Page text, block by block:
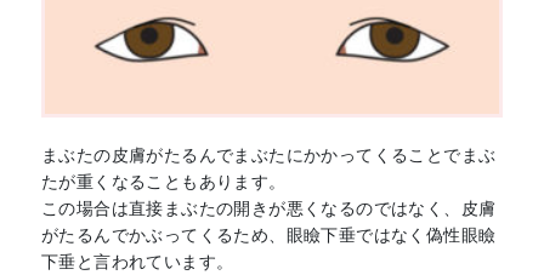
まぶたの皮膚がたるんでまぶたにかかってくることでまぶ
たが重くなることもあります。
この場合は直接まぶたの開きが悪くなるのではなく、皮膚
がたるんでかぶってくるため、眼瞼下垂ではなく偽性眼瞼
下垂と言われています。